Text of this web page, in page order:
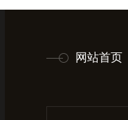
网站首页